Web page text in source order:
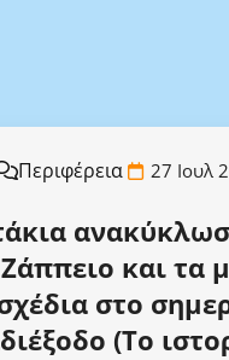
Περιφέρεια 27 Ιουλ
και τα
στο
(Το